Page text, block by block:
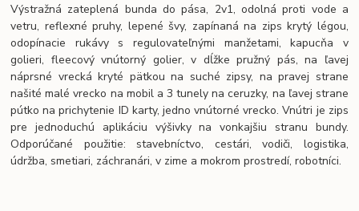
Výstražná zateplená bunda do pása, 2v1, odolná proti vode a
vetru, reflexné pruhy, lepené švy, zapínaná na zips krytý légou,
odopínacie rukávy s regulovateľnými manžetami, kapucňa v
golieri, fleecový vnútorný golier, v dĺžke pružný pás, na ľavej
náprsné vrecká kryté pätkou na suché zipsy, na pravej strane
našité malé vrecko na mobil a 3 tunely na ceruzky, na ľavej strane
pútko na prichytenie ID karty, jedno vnútorné vrecko. Vnútri je zips
pre jednoduchú aplikáciu výšivky na vonkajšiu stranu bundy.
Odporúčané použitie: stavebníctvo, cestári, vodiči, logistika,
údržba, smetiari, záchranári, v zime a mokrom prostredí, robotníci.